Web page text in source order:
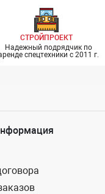
СТРОЙПРОЕКТ
Надежный подрядчик по
спецтехники с 2011 г.